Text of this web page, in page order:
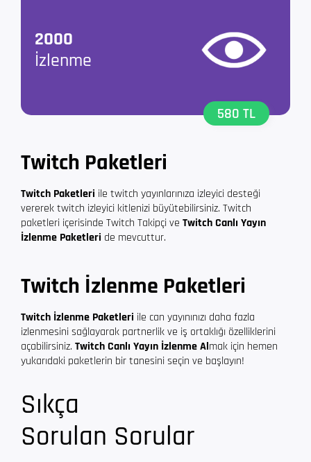
2000
İzlenme
580 TL
Twitch Paketleri
Twitch Paketleri ile twitch yayınlarınıza izleyici desteği
vererek twitch izleyici kitlenizi büyütebilirsiniz. Twitch
paketleri içerisinde Twitch Takipçi ve Twitch Canlı Yayın
İzlenme Paketleri de mevcuttur.
Twitch İzlenme Paketleri
Twitch İzlenme Paketleri ile can yayınınızı daha fazla
izlenmesini sağlayarak partnerlik ve iş ortaklığı özelliklerini
açabilirsiniz. Twitch Canlı Yayın İzlenme Almak için hemen
yukarıdaki paketlerin bir tanesini seçin ve başlayın!
Sıkça
Sorulan Sorular